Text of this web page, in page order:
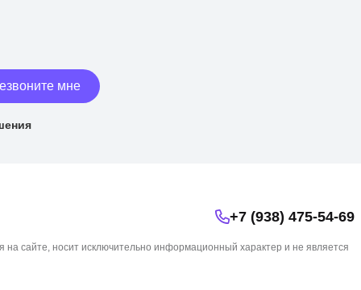
мне
+7 (938) 475-54-69
сайте, носит исключительно информационный характер и не является